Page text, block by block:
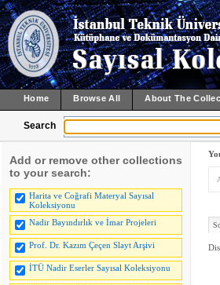
Home Browse All About The
Search
Add or remove other collections
to your search:
Harita ve Coğrafi Materyal Sayısal
Koleksiyonu
Nadir Bayındırlık ve İmar Projeleri
Prof. Dr. Kazım Çeçen Slayt Arşivi
İTÜ Nadir Eserler Sayısal Koleksiyonu